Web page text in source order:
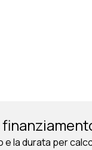
la durata per